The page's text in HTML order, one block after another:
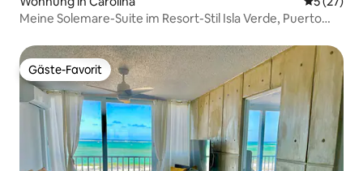
Meine Solemare-Suite im Resort-Stil Isla Verde, Puerto
Gäste-Favorit
Gäste-Favorit